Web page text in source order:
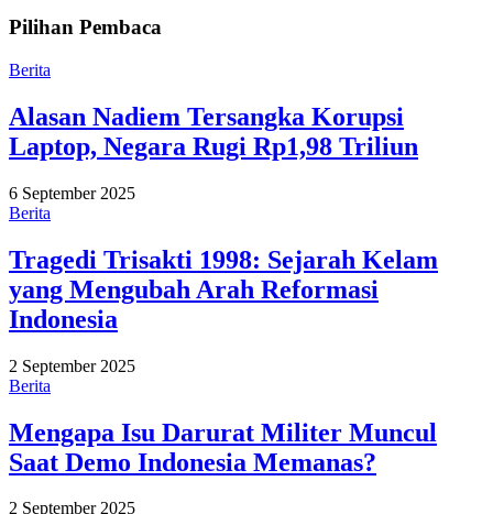
Pilihan Pembaca
Berita
Alasan Nadiem Tersangka Korupsi
Laptop, Negara Rugi Rp1,98 Triliun
6 September 2025
Berita
Tragedi Trisakti 1998: Sejarah Kelam
yang Mengubah Arah Reformasi
Indonesia
2 September 2025
Berita
Mengapa Isu Darurat Militer Muncul
Saat Demo Indonesia Memanas?
2 September 2025